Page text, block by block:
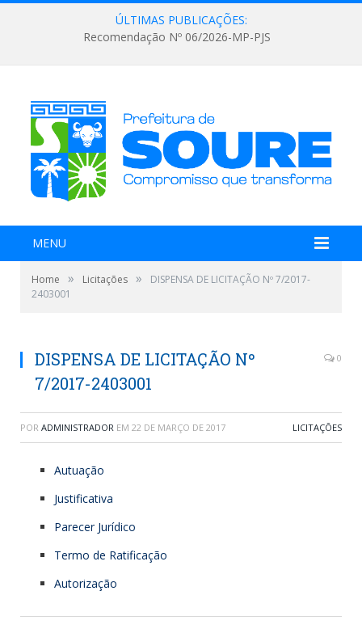
ÚLTIMAS PUBLICAÇÕES:
Recomendação Nº 06/2026-MP-PJS
MENU
Home » Licitações »
DISPENSA DE LICITAÇÃO Nº 7/2017-
2403001
DISPENSA DE LICITAÇÃO Nº
7/2017-2403001
0
POR ADMINISTRADOR EM 22 DE MARÇO DE 2017 LICITAÇÕES
Autuação
Justificativa
Parecer Jurídico
Termo de Ratificação
Autorização